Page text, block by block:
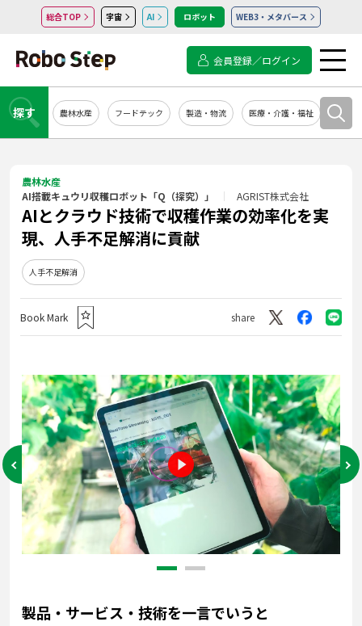
総合TOP 宇宙 AI ロボット WEB3・メタバース
会員登録／ログイン
探す 農林水産 フードテック 製造・物流 医療・介護・福祉 シス
農林水産
AI搭載キュウリ収穫ロボット「Q（探究）」
AGRIST株式会社
AIとクラウド技術で収穫作業の効率化を実
現、人手不足解消に貢献
人手不足解消
Book Mark share
製品・サービス・技術を一言でいうと